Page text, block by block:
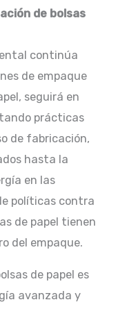
de bolsas
continúa
de empaque
seguirá en
prácticas
de fabricación,
hasta la
en las
políticas contra
de papel tienen
del empaque.
de papel es
avanzada y